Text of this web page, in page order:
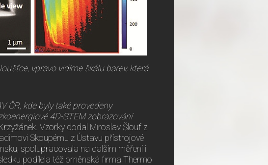
vpravo vidíme škálu barev, která
ČR, kde byly také provedeny
4D-STEM zobrazování
Vzorky dodal Miroslav Šlouf z
Skoupému z Ústavu přístrojové
spolupracovala na dalším měření i
podílela též brněnská firma Thermo